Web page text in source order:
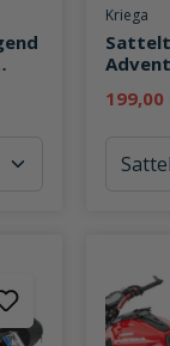
von 0 von 5
Kriega
Liter
199,00